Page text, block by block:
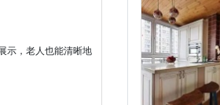
示，老人也能清晰地